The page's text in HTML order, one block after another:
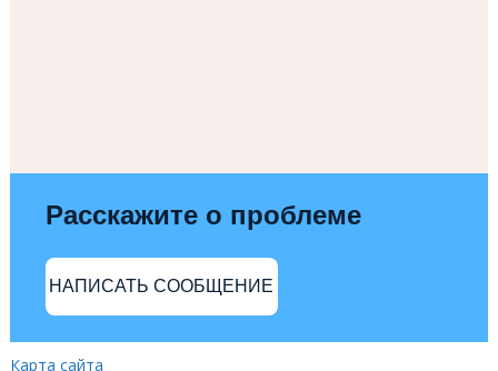
Расскажите о проблеме
НАПИСАТЬ СООБЩЕНИЕ
Карта сайта